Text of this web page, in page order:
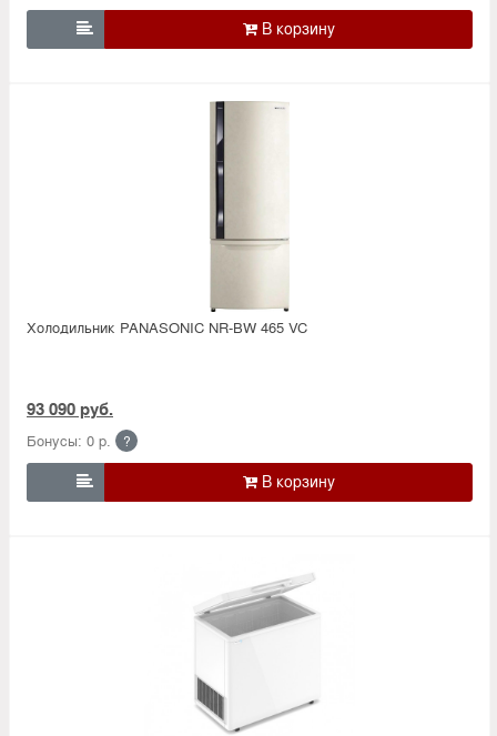

Холодильник PANASONIC NR-BW 465 VC
93 090 руб.
Бонусы: 0 р. ?
